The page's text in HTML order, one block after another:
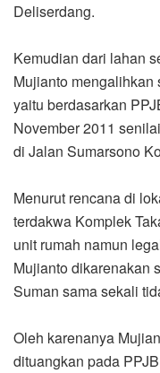
Deliserdang.
Kemudian dari lahan
Mujianto mengalihkan
yaitu berdasarkan
November 2011
di Jalan Sumarsono
Menurut rencana di
terdakwa Komplek
unit rumah namun
Mujianto dikarenakan
Suman sama sekali
Oleh karenanya
dituangkan pada